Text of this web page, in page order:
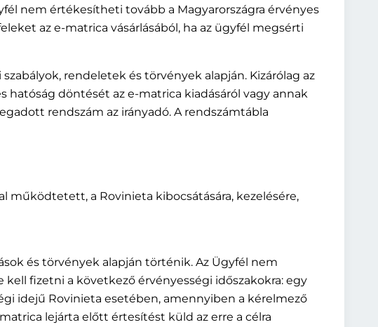
nem értékesítheti tovább a Magyarországra érvényes
az e-matrica vásárlásából, ha az ügyfél megsérti
rendeletek és törvények alapján. Kizárólag az
hatóság döntését az e-matrica kiadásáról vagy annak
rendszám az irányadó. A rendszámtábla
működtetett, a Rovinieta kibocsátására, kezelésére,
és törvények alapján történik. Az Ügyfél nem
fizetni a következő érvényességi időszakokra: egy
idejű Rovinieta esetében, amennyiben a kérelmező
lejárta előtt értesítést küld az erre a célra